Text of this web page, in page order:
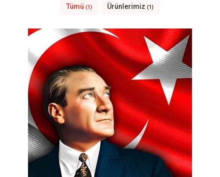
Tümü (1) Ürünlerimiz (1)